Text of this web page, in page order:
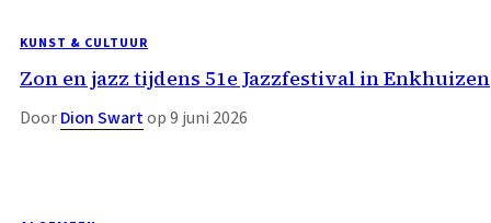
KUNST & CULTUUR
Zon en jazz tijdens 51e Jazzfestival in Enkhuizen
DoorDion Swartop 9 juni 2026